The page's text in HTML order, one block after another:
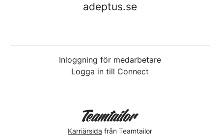
adeptus.se
Inloggning för medarbetare
Logga in till Connect
Karriärsida från Teamtailor